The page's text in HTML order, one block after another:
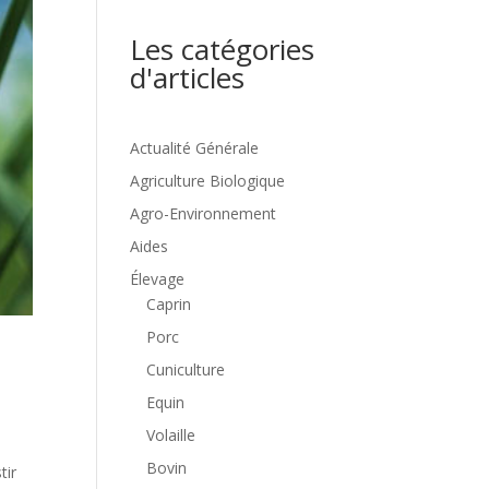
Les catégories
d'articles
Actualité Générale
Agriculture Biologique
Agro-Environnement
Aides
Élevage
Caprin
Porc
Cuniculture
Equin
Volaille
Bovin